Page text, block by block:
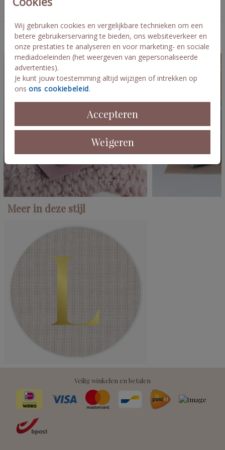
Wij gebruiken cookies en vergelijkbare technieken om een
betere gebruikerservaring te bieden, ons websiteverkeer en
onze prestaties te analyseren en voor marketing- en sociale
mediadoeleinden (het weergeven van gepersonaliseerde
advertenties).
Je kunt jouw toestemming altijd wijzigen of intrekken op
ons ons cookiebeleid.
Accepteren
Weigeren
• Foliedruk mogelijk • Deze tentkaarten kunnen NIET rechtstreeks
verzonden in een blanco verzenddoos • Levertijd is 3-5
werkdagen Lott
Tent geboortekaartjes
Deze kaarten vind je misschien ook leuk
Meer in deze stijl
Veilig winkelen en betalen